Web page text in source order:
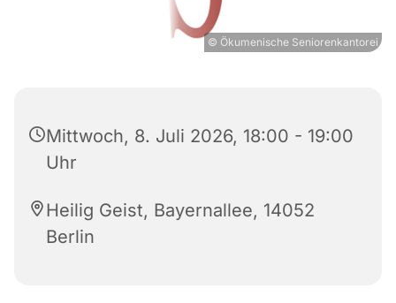
© Ökumenische Seniorenkantorei
Mittwoch, 8. Juli 2026, 18:00 - 19:00
Uhr
Heilig Geist, Bayernallee, 14052
Berlin